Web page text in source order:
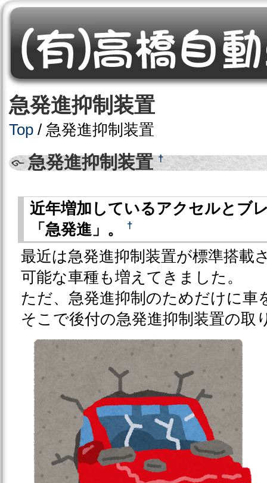
急発進抑制装置
Top / 急発進抑制装置
急発進抑制装置 †
近年増加しているアクセルとブ
「急発進」。
†
最近は急発進抑制装置が標準搭載
可能な車種も増えてきました。
ただ、急発進抑制のためだけに車
そこで後付の急発進抑制装置の取